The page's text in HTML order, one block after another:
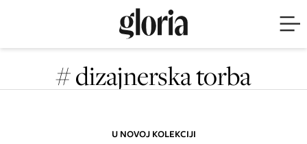
# dizajnerska torba
U NOVOJ KOLEKCIJI